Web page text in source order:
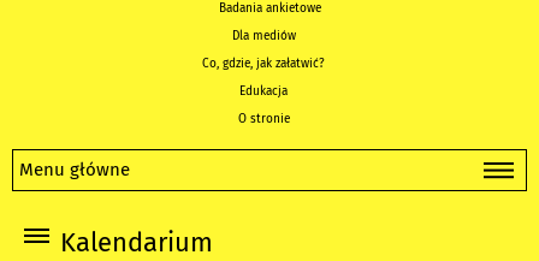
Badania ankietowe
Dla mediów
Co, gdzie, jak załatwić?
Edukacja
O stronie
Menu główne
Kalendarium